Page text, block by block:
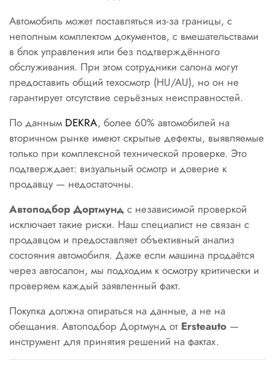
Автомобиль может поставляться из-за границы, с
неполным комплектом документов, с вмешательствами
в блок управления или без подтверждённого
обслуживания. При этом сотрудники салона могут
предоставить общий техосмотр (HU/AU), но он не
гарантирует отсутствие серьёзных неисправностей.
По данным DEKRA, более 60% автомобилей на
вторичном рынке имеют скрытые дефекты, выявляемые
только при комплексной технической проверке. Это
подтверждает: визуальный осмотр и доверие к
продавцу — недостаточны.
Автоподбор Дортмунд с независимой проверкой
исключает такие риски. Наш специалист не связан с
продавцом и предоставляет объективный анализ
состояния автомобиля. Даже если машина продаётся
через автосалон, мы подходим к осмотру критически и
проверяем каждый заявленный факт.
Покупка должна опираться на данные, а не на
обещания. Автоподбор Дортмунд от Ersteauto —
инструмент для принятия решений на фактах.